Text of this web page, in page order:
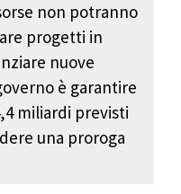
non potranno
progetti in
nuove
è garantire
miliardi previsti
una proroga